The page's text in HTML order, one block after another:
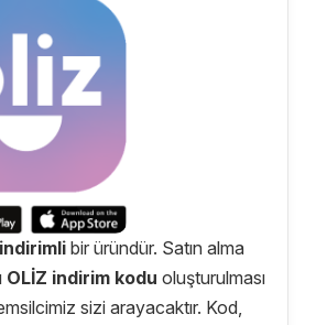
bir üründür. Satın alma
OLİZ indirim kodu oluşturulması
sizi arayacaktır. Kod,